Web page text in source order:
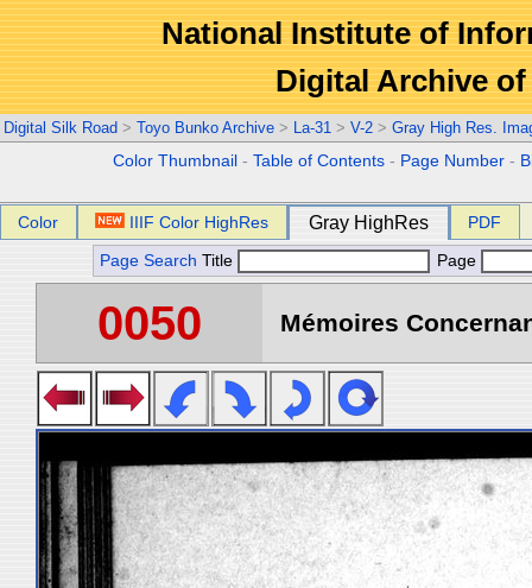
National Institute of
Digital Archive
Digital Silk Road > Toyo Bunko Archive > La-31 > V-2 > Gray High Res.
Color Thumbnail -Table of Contents - Page Number -
Color IIIF Color HighRes Gray HighRes PDF
Page Search Title Page
0050 Mémoires